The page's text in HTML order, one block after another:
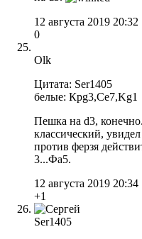
12 августа 2019 20:32
0
Olk
Цитата: Ser1405
белые: Крg3,Ce7,Kg1
Пешка на d3,
классический,
против ферзя
3...Фa5.
12 августа 2019 20:34
+1
Ser1405